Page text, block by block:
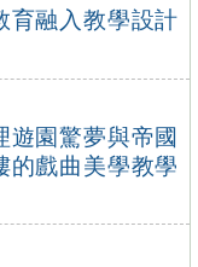
育融入教學設計
遊園驚夢與帝國
的戲曲美學教學